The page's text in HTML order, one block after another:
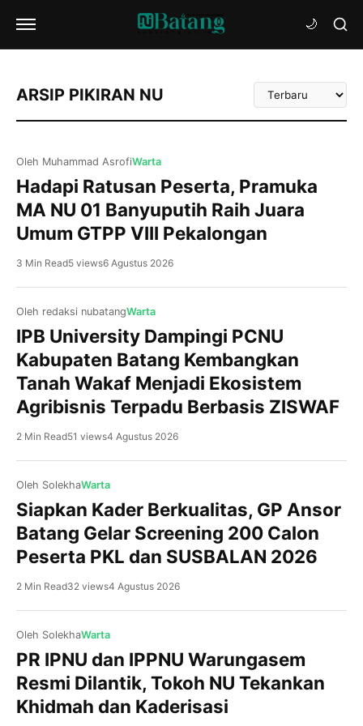
ARSIP PIKIRAN NU
Urutkan
Artikel
Oleh Muhammad AsrofiWarta
Hadapi Ratusan Peserta, Pramuka
MA NU 01 Banyuputih Raih Juara
Umum GTPP VIII Pekalongan
Kajen, NU BatangPrestasi membanggakan kembali
ditorehkan Pramuka MA NU 01 Banyuputih Kabupaten
Batang. Di tengah persaingan ketat yang diikuti ratusan
Ambalan Hasyim Asy’ari–Rasuna Said Gugusdepan
Umum dalam ajang Gladi Tangguh Pramuka Penegak
(GTPP) VIII UIN K.H. Abdurrahman Wahid Pekalongan
Tahun 2026. Keberhasilan […]
3 Min Read5 views6 Agustus 2026
Oleh redaksi nubatangWarta
IPB University Dampingi PCNU
Kabupaten Batang Kembangkan
Tanah Wakaf Menjadi Ekosistem
Agribisnis Terpadu Berbasis ZISWAF
Batang, NU Batang IPB University melalui program
Dosen Pulang Kampung (DOSPULKAM) Tahun 2026
mendampingi Pengurus Cabang Nahdlatul Ulama
2 Min Read51 views4 Agustus 2026
Oleh SolekhaWarta
Siapkan Kader Berkualitas, GP Ansor
Batang Gelar Screening 200 Calon
Peserta PKL dan SUSBALAN 2026
2 Min Read32 views4 Agustus 2026
Oleh SolekhaWarta
PR IPNU dan IPPNU Warungasem
Resmi Dilantik, Tokoh NU Tekankan
Khidmah dan Kaderisasi